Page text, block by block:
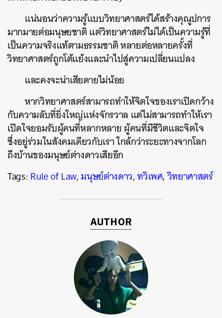
แน่นอนว่าความรู้แบบวิทยาศาสตร์ได้สร้างคุณูปการ
มากมายต่อมนุษยชาติ แต่วิทยาศาสตร์ไม่ได้เป็นความรู้ที่
เป็นความจริงแท้ตามธรรมชาติ หลายต่อหลายครั้งที่
วิทยาศาสตร์ถูกโต้แย้งและนำไปสู่ความเปลี่ยนแปลง
และคงจะน่าเสียดายไม่น้อย
หากวิทยาศาสตร์สามารถทำให้จิตใจของเราเปิดกว้าง
กับความลับที่ยิ่งใหญ่แห่งจักรวาล แต่ไม่สามารถทำให้เรา
เปิดใจยอมรับผู้คนที่หลากหลาย ผู้คนที่มีชีวิตและจิตใจ
ซึ่งอยู่ร่วมในสังคมเดียวกับเรา ใกล้กว่าระยะทางจากโลก
ถึงบ้านของมนุษย์ต่างดาวเสียอีก
Tags:Rule of Law,มนุษย์ต่างดาว,ทวิเพศ,วิทยาศาสตร์
AUTHOR